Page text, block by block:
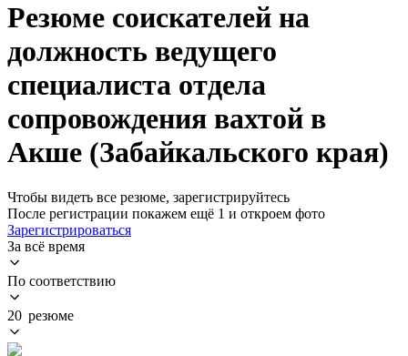
Резюме соискателей на
должность ведущего
специалиста отдела
сопровождения вахтой в
Акше (Забайкальского края)
Чтобы видеть все резюме, зарегистрируйтесь
После регистрации покажем ещё 1 и откроем фото
Зарегистрироваться
За всё время
По соответствию
20 резюме